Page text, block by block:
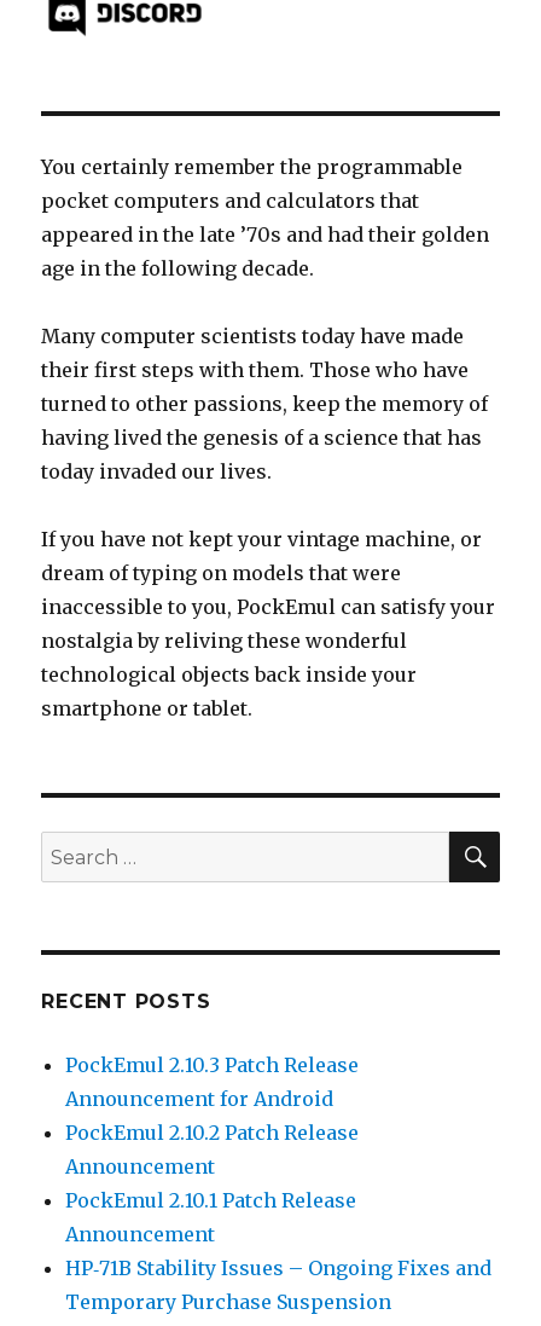
You certainly remember the programmable
pocket computers and calculators that
appeared in the late ’70s and had their golden
age in the following decade.
Many computer scientists today have made
their first steps with them. Those who have
turned to other passions, keep the memory of
having lived the genesis of a science that has
today invaded our lives.
If you have not kept your vintage machine, or
dream of typing on models that were
inaccessible to you, PockEmul can satisfy your
nostalgia by reliving these wonderful
technological objects back inside your
smartphone or tablet.
Search
for:
RECENT POSTS
PockEmul 2.10.3 Patch Release
Announcement for Android
PockEmul 2.10.2 Patch Release
Announcement
PockEmul 2.10.1 Patch Release
Announcement
HP‑71B Stability Issues – Ongoing Fixes and
Temporary Purchase Suspension